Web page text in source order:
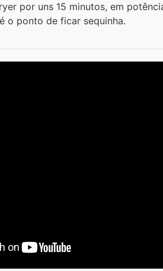
por uns 15 minutos, em
o ponto de ficar sequinha.